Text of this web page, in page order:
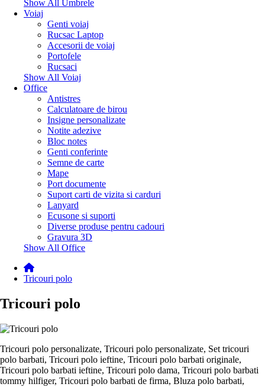
Show All Umbrele
Voiaj
Genti voiaj
Rucsac Laptop
Accesorii de voiaj
Portofele
Rucsaci
Show All Voiaj
Office
Antistres
Calculatoare de birou
Insigne personalizate
Notite adezive
Bloc notes
Genti conferinte
Semne de carte
Mape
Port documente
Suport carti de vizita si carduri
Lanyard
Ecusone si suporti
Diverse produse pentru cadouri
Gravura 3D
Show All Office
Tricouri polo
Tricouri polo
Tricouri polo personalizate, Tricouri polo personalizate, Set tricouri
polo barbati, Tricouri polo ieftine, Tricouri polo barbati originale,
Tricouri polo barbati ieftine, Tricouri polo dama, Tricouri polo barbati
tommy hilfiger, Tricouri polo barbati de firma, Bluza polo barbati,